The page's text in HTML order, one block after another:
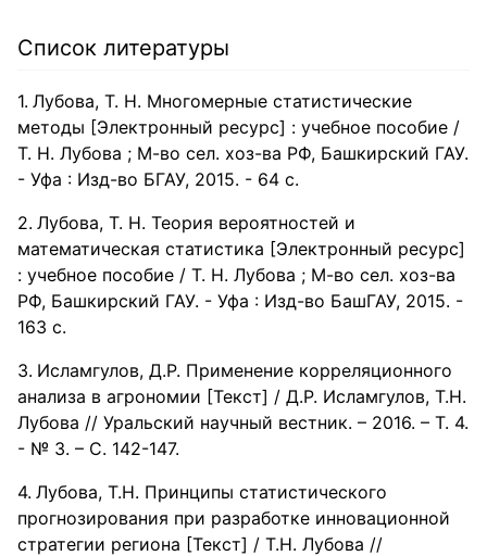
Список литературы
Лубова, Т. Н. Многомерные статистические
методы [Электронный ресурс] : учебное пособие /
Т. Н. Лубова ; М-во сел. хоз-ва РФ, Башкирский ГАУ.
- Уфа : Изд-во БГАУ, 2015. - 64 с.
Лубова, Т. Н. Теория вероятностей и
математическая статистика [Электронный ресурс]
: учебное пособие / Т. Н. Лубова ; М-во сел. хоз-ва
РФ, Башкирский ГАУ. - Уфа : Изд-во БашГАУ, 2015. -
163 с.
Исламгулов, Д.Р. Применение корреляционного
анализа в агрономии [Текст] / Д.Р. Исламгулов, Т.Н.
Лубова // Уральский научный вестник. – 2016. – Т. 4.
- № 3. – С. 142-147.
Лубова, Т.Н. Принципы статистического
прогнозирования при разработке инновационной
стратегии региона [Текст] / Т.Н. Лубова //